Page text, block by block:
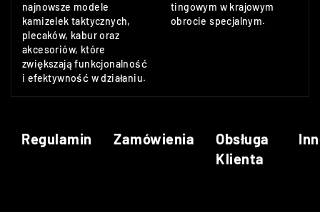
najnowsze modele
kamizelek taktycznych,
plecaków, kabur oraz
akcesoriów, które
zwiększają funkcjonalność
i efektywność w działaniu.
tingowym w krajowym
obrocie specjalnym.
Regulamin Zamówienia
Obsługa
Klienta